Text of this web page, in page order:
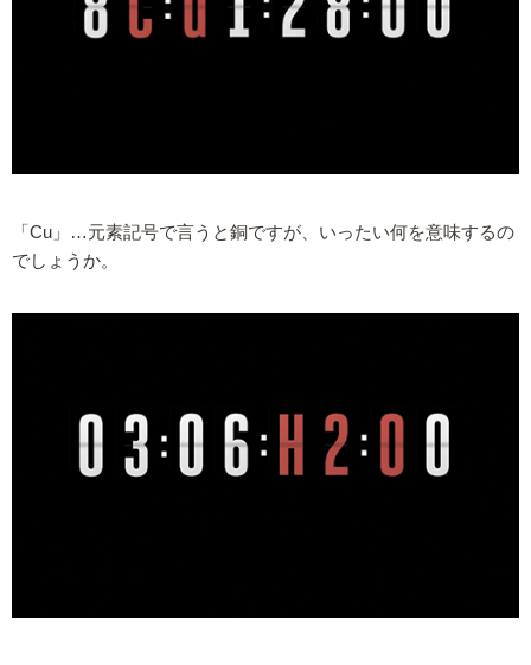
「Cu」…元素記号で言うと銅ですが、いったい何を意味するの
でしょうか。